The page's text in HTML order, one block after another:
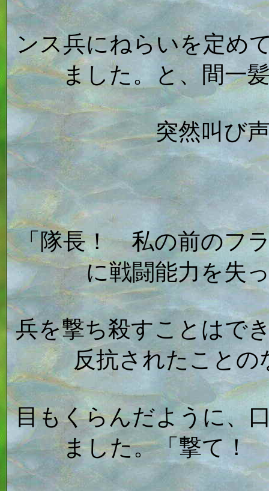
ンス兵にねらいを定め
ました。と、間一
突然叫び
「隊長！ 私の前のフ
に戦闘能力を失
兵を撃ち殺すことはで
反抗されたこと
目もくらんだように、
ました。「撃て！